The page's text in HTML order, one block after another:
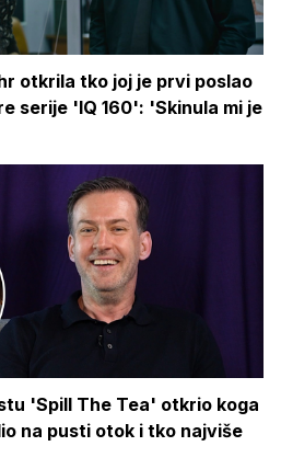
otkrila tko joj je prvi poslao
serije 'IQ 160': 'Skinula mi je
'Spill The Tea' otkrio koga
na pusti otok i tko najviše